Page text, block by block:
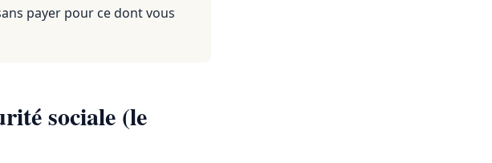
payer pour ce dont vous
sociale (le